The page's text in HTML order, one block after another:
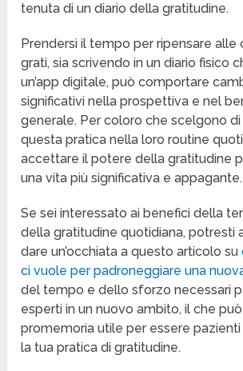
tenuta di un diario della gratitudine.
Prendersi il tempo per ripensare alle
grati, sia scrivendo in un diario fisico
un’app digitale, può comportare
significativi nella prospettiva e nel
generale. Per coloro che scelgono
questa pratica nella loro routine
accettare il potere della gratitudine
una vita più significativa e appagante.
Se sei interessato ai benefici della
della gratitudine quotidiana, potresti
dare un’occhiata a questo articolo su
ci vuole per padroneggiare una
del tempo e dello sforzo necessari
esperti in un nuovo ambito, il che
promemoria utile per essere
la tua pratica di gratitudine.